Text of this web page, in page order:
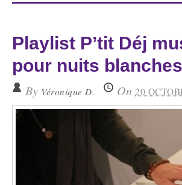
Playlist P’tit Déj
pour nuits
By Véronique D. On 20